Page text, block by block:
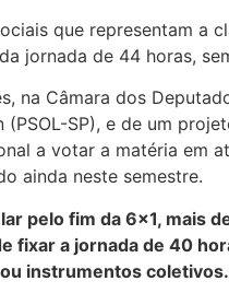
que representam a
jornada de 44 horas,
na Câmara dos
SP), e de um
a votar a matéria em
ainda neste semestre.
pelo fim da 6×1, mais
fixar a jornada de 40
instrumentos coletivos.